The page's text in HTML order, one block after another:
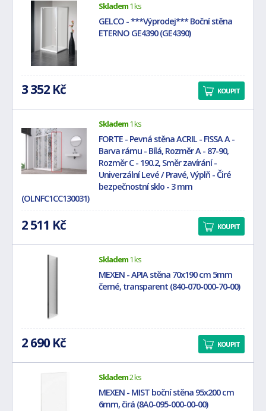
Skladem1 ks
GELCO - ***Výprodej*** Boční stěna
ETERNO GE4390 (GE4390)
3 352 Kč KOUPIT
Skladem1 ks
FORTE - Pevná stěna ACRIL - FISSA A -
Barva rámu - Bílá, Rozměr A - 87-90,
Rozměr C - 190.2, Směr zavírání -
Univerzální Levé / Pravé, Výplň - Čiré
bezpečnostní sklo - 3 mm
(OLNFC1CC130031)
2 511 Kč KOUPIT
Skladem1 ks
MEXEN - APIA stěna 70x190 cm 5mm
černé, transparent (840-070-000-70-00)
2 690 Kč KOUPIT
Skladem2 ks
MEXEN - MIST boční stěna 95x200 cm
6mm, čirá (8A0-095-000-00-00)